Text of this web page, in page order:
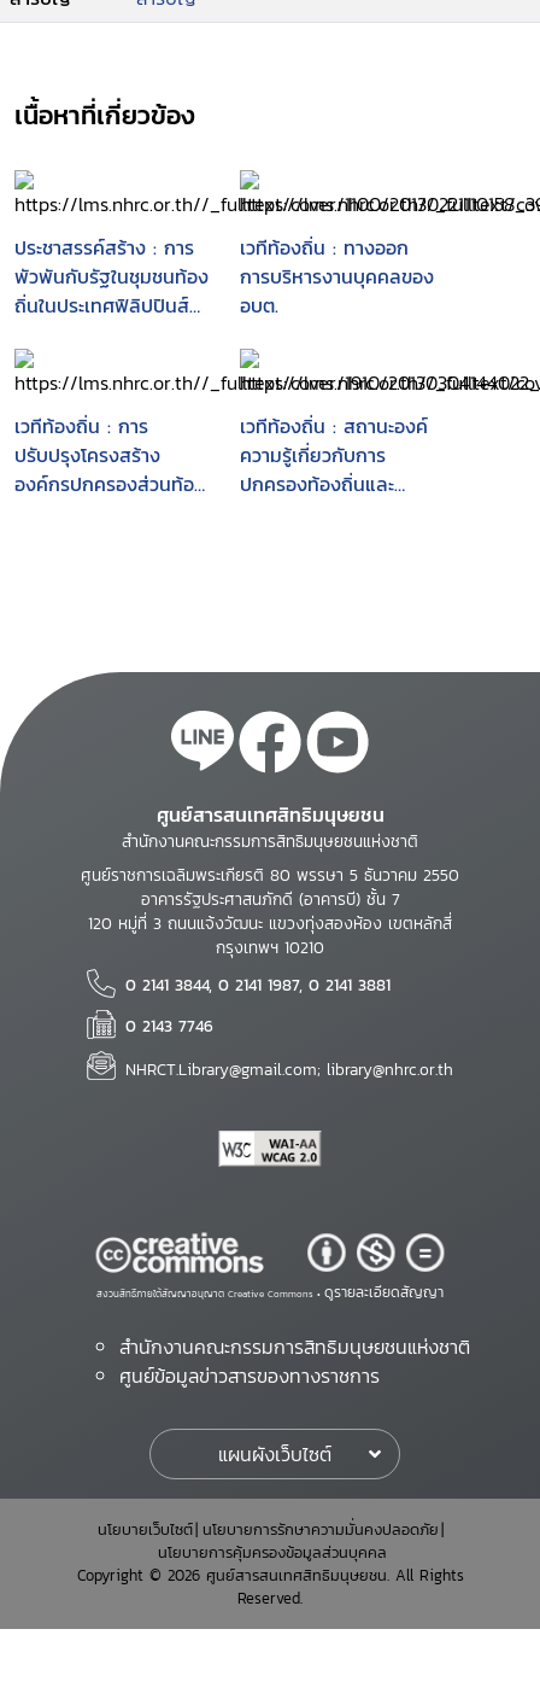
เนื้อหาที่เกี่ยวข้อง
ประชาสรรค์สร้าง : การ
พัวพันกับรัฐในชุมชนท้อง
ถิ่นในประเทศฟิลิปปินส์
เวทีท้องถิ่น : ทางออก
การบริหารงานบุคคลของ
อบต.
เวทีท้องถิ่น : การ
ปรับปรุงโครงสร้าง
องค์กรปกครองส่วนท้อง
เวทีท้องถิ่น : สถานะองค์
ความรู้เกี่ยวกับการ
ปกครองท้องถิ่นและ
ศูนย์สารสนเทศสิทธิมนุษยชน
สำนักงานคณะกรรมการสิทธิมนุษยชนแห่งชาติ
ศูนย์ราชการเฉลิมพระเกียรติ 80 พรรษา 5 ธันวาคม 2550
อาคารรัฐประศาสนภักดี (อาคารบี) ชั้น 7
120 หมู่ที่ 3 ถนนแจ้งวัฒนะ แขวงทุ่งสองห้อง เขตหลักสี่
กรุงเทพฯ 10210
0 2141 3844, 0 2141 1987, 0 2141 3881
0 2143 7746
NHRCT.Library@gmail.com; library@nhrc.or.th
สงวนสิทธิ์ภายใต้สัญญาอนุญาต Creative Commons • ดูรายละเอียดสัญญา
สำนักงานคณะกรรมการสิทธิมนุษยชนแห่งชาติ
ศูนย์ข้อมูลข่าวสารของทางราชการ
แผนผังเว็บไซต์
นโยบายเว็บไซต์ นโยบายการรักษาความมั่นคงปลอดภัย
นโยบายการคุ้มครองข้อมูลส่วนบุคคล
Copyright © 2026 ศูนย์สารสนเทศสิทธิมนุษยชน. All Rights
Reserved.